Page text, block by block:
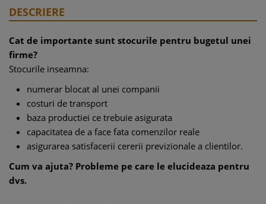
DESCRIERE
Cat de importante sunt stocurile pentru bugetul unei
firme?
Stocurile inseamna:
numerar blocat al unei companii
costuri de transport
baza productiei ce trebuie asigurata
capacitatea de a face fata comenzilor reale
asigurarea satisfacerii cererii previzionale a clientilor.
Cum va ajuta? Probleme pe care le elucideaza pentru
dvs.